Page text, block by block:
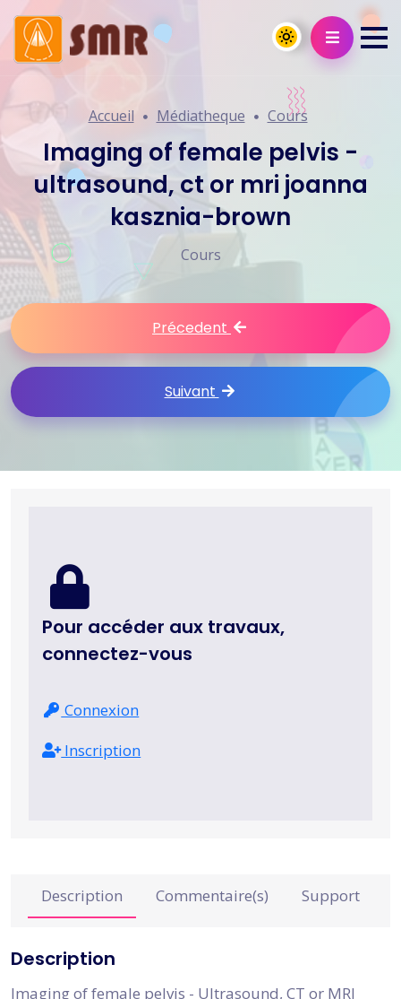
Accueil Médiatheque Cours
Imaging of female pelvis -
ultrasound, ct or mri joanna
kasznia-brown
Cours
Précedent
Suivant
Pour accéder aux travaux,
connectez-vous
Connexion
Inscription
Description Commentaire(s) Support
Description
Imaging of female pelvis - Ultrasound, CT or MRI